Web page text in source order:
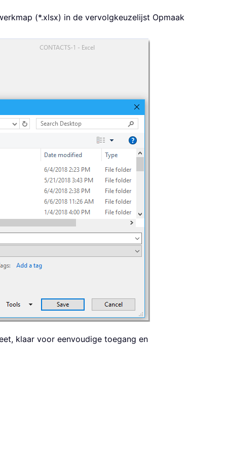
(*.xlsx) in de vervolgkeuzelijst Opmaak
klaar voor eenvoudige toegang en